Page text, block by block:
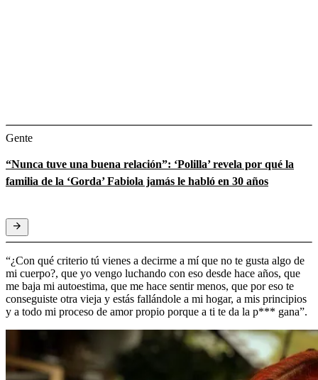
Gente
“Nunca tuve una buena relación”: ‘Polilla’ revela por qué la
familia de la ‘Gorda’ Fabiola jamás le habló en 30 años
“¿Con qué criterio tú vienes a decirme a mí que no te gusta algo de
mi cuerpo?, que yo vengo luchando con eso desde hace años, que
me baja mi autoestima, que me hace sentir menos, que por eso te
conseguiste otra vieja y estás fallándole a mi hogar, a mis principios
y a todo mi proceso de amor propio porque a ti te da la p*** gana”.